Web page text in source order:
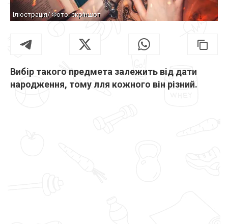
Ілюстрація/ Фото: скріншот
Вибір такого предмета залежить від дати
народження, тому лля кожного він різний.